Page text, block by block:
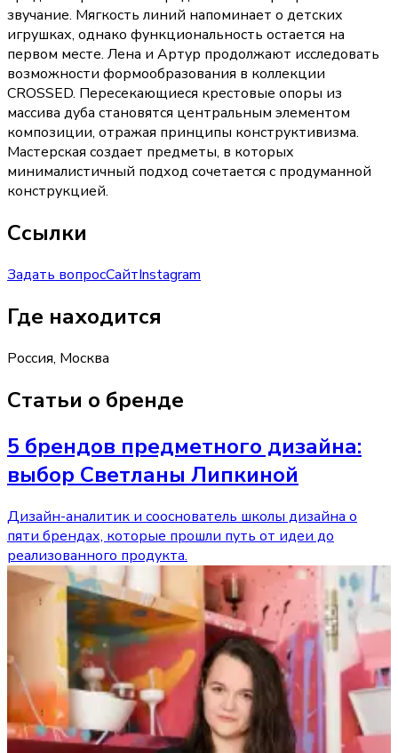
звучание. Мягкость линий напоминает о детских
игрушках, однако функциональность остается на
первом месте. Лена и Артур продолжают исследовать
возможности формообразования в коллекции
CROSSED. Пересекающиеся крестовые опоры из
массива дуба становятся центральным элементом
композиции, отражая принципы конструктивизма.
Мастерская создает предметы, в которых
минималистичный подход сочетается с продуманной
конструкцией.
Ссылки
Задать вопросСайтInstagram
Где находится
Россия, Москва
Статьи о бренде
5 брендов предметного дизайна:
выбор Светланы Липкиной
Дизайн-аналитик и cооснователь школы дизайна о
пяти брендах, которые прошли путь от идеи до
реализованного продукта.